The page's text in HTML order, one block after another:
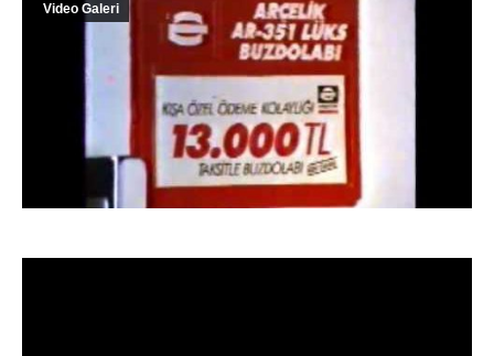
Video Galeri